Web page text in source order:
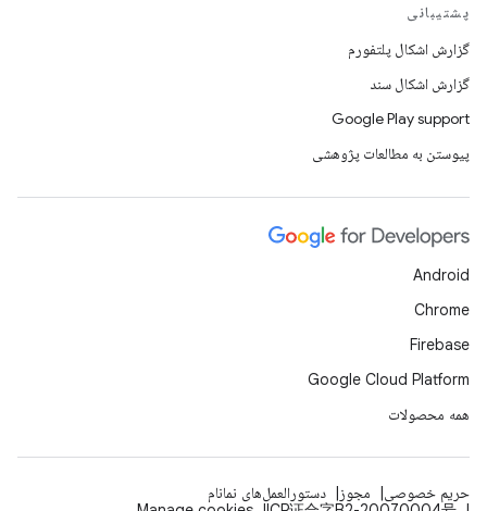
پشتیبانی
گزارش اشکال پلتفورم
گزارش اشکال سند
Google Play support
پیوستن به مطالعات پژوهشی
Android
Chrome
Firebase
Google Cloud Platform
همه محصولات
حریم خصوصی مجوز
دستورالعمل‌های نمانام